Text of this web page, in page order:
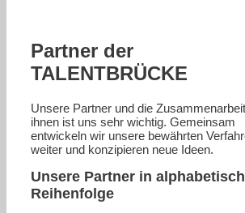
Partner der
TALENTBRÜCKE
Unsere Partner und die
ihnen ist uns sehr wichtig. Gemeinsam
entwickeln wir unsere bewährten
weiter und konzipieren neue Ideen.
Unsere Partner in
Reihenfolge